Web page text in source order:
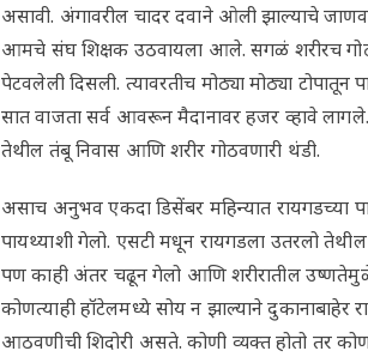
असावी. अंगावरील चादर दवाने ओली झाल्याचे
आमचे संघ शिक्षक उठवायला आले. सगळं शरीरच
पेटवलेली दिसली. त्यावरतीच मोठ्या मोठ्या
सात वाजता सर्व आवरून मैदानावर हजर व्हावे
तेथील तंबू निवास आणि शरीर गोठवणारी थंडी.
असाच अनुभव एकदा डिसेंबर महिन्यात रायगडच्या
पायथ्याशी गेलो. एसटी मधून रायगडला उतरलो
पण काही अंतर चढून गेलो आणि शरीरातील
कोणत्याही हॉटेलमध्ये सोय न झाल्याने
आठवणीची शिदोरी असते. कोणी व्यक्त होतो तर